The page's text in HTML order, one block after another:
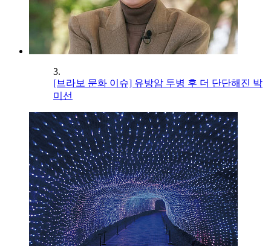
3.
[브라보 문화 이슈] 유방암 투병 후 더 단단해진 박
미선